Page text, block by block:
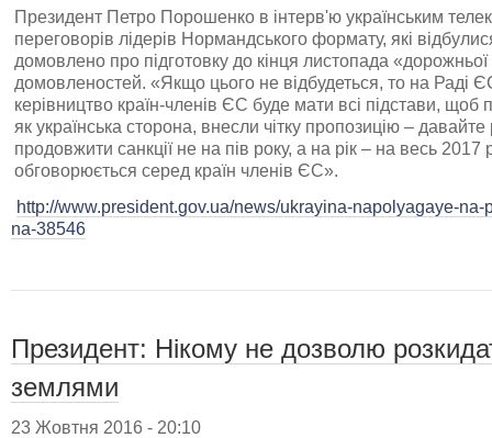
Президент Петро Порошенко в інтерв'ю українським
переговорів лідерів Нормандського формату, які
домовлено про підготовку до кінця листопада «дорожньої
домовленостей. «Якщо цього не відбудеться, то на Раді
керівництво країн-членів ЄС буде мати всі підстави, щоб
як українська сторона, внесли чітку пропозицію –
продовжити санкції не на пів року, а на рік – на весь 2017
обговорюється серед країн членів ЄС».
http://www.president.gov.ua/news/ukrayina-napolyagaye-
na-38546
Президент: Нікому не дозволю
землями
23 Жовтня 2016 - 20:10